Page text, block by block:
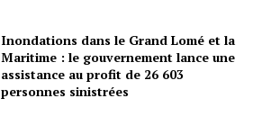
Inondations dans le Grand Lomé et la
Maritime : le gouvernement lance une
assistance au profit de 26 603
personnes sinistrées